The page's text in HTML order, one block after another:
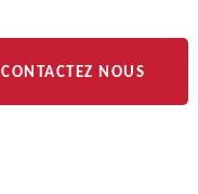
CONTACTEZ NOUS